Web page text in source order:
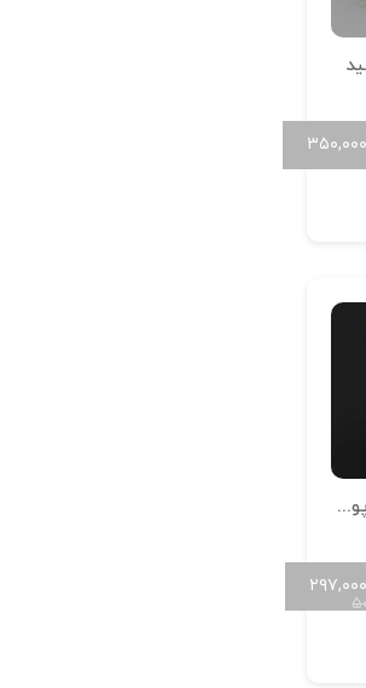
۳۵۰,۰۰۰
گوشواره مینیمال پوست خور تمام آینه G-M-P-11
۲۹۷,۰۰۰